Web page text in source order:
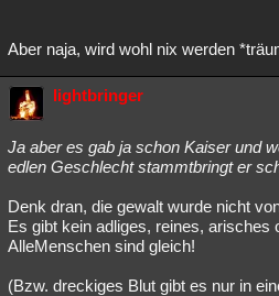
Aber naja, wird wohl nix werden
lightbringer
Ja aber es gab ja schon Kaiser und
edlen Geschlecht stammtbringt er
Denk dran, die gewalt wurde nicht
Es gibt kein adliges, reines, arisches
AlleMenschen sind gleich!
(Bzw. dreckiges Blut gibt es nur in